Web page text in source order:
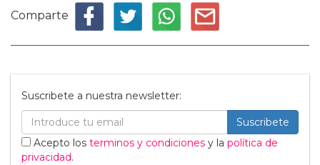
Comparte
Suscribete a nuestra newsletter:
Suscribete
Acepto los terminos y condiciones y la política de
privacidad.